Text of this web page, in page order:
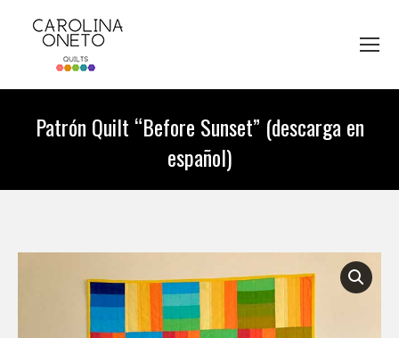
Patrón Quilt “Before Sunset” (descarga en
español)